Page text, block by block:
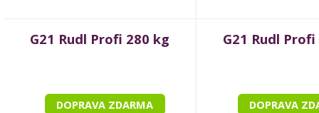
G21 Rudl Profi 280 kg
DOPRAVA ZDARMA
G21 Rudl
DOPRAVA